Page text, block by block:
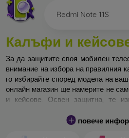
Redmi Note 11S
Калъфи и
За да защитите своя мобилен
внимание на избора на правилния
го избирайте според модела на
онлайн магазин ще намерите не
и кейсове. Освен защитна, те
Кейса за телефон може да бъде
повече